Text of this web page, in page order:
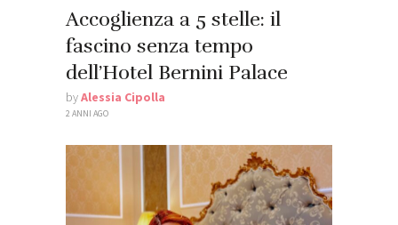
Accoglienza a 5 stelle: il
fascino senza tempo
dell’Hotel Bernini Palace
byAlessia Cipolla
2 ANNI AGO